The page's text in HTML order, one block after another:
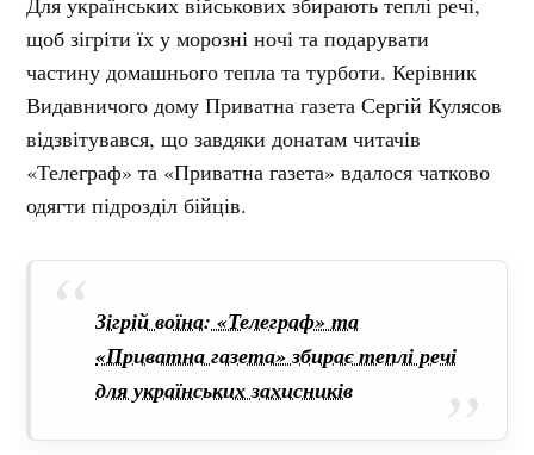
щоб зігріти їх у морозні ночі та подарувати
частину домашнього тепла та турботи. Керівник
Видавничого дому Приватна газета Сергій Кулясов
відзвітувався, що завдяки донатам читачів
«Телеграф» та «Приватна газета» вдалося чатково
одягти підрозділ бійців.
Зігрій воїна: «Телеграф» та
«Приватна газета» збирає теплі речі
для українських захисників